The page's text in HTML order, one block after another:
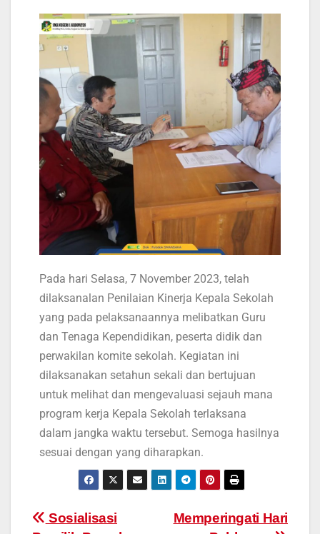
Pada hari Selasa, 7 November 2023, telah
dilaksanalan Penilaian Kinerja Kepala Sekolah
yang pada pelaksanaannya melibatkan Guru
dan Tenaga Kependidikan, peserta didik dan
perwakilan komite sekolah. Kegiatan ini
dilaksanakan setahun sekali dan bertujuan
untuk melihat dan mengevaluasi sejauh mana
program kerja Kepala Sekolah terlaksana
dalam jangka waktu tersebut. Semoga hasilnya
sesuai dengan yang diharapkan.
Memperingati Hari
Sosialisasi